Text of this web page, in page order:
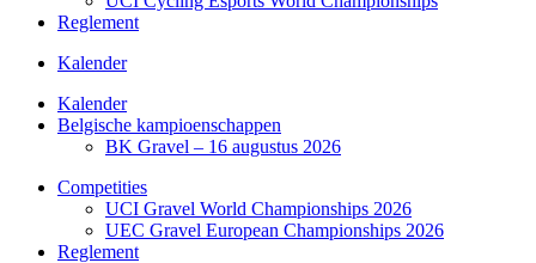
Reglement
Kalender
Kalender
Belgische kampioenschappen
BK Gravel – 16 augustus 2026
Competities
UCI Gravel World Championships 2026
UEC Gravel European Championships 2026
Reglement